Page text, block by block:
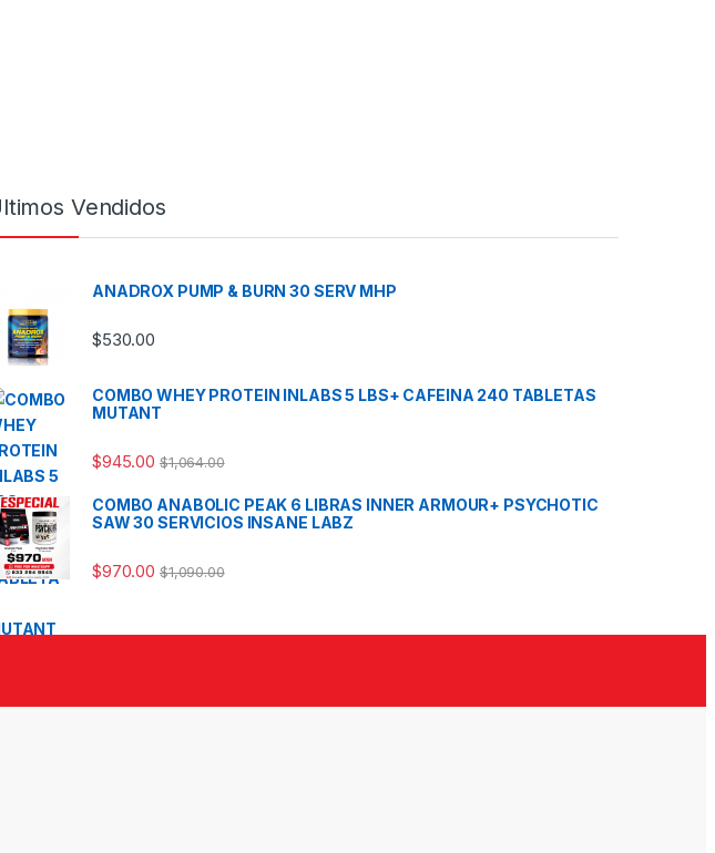
Vendidos
ANADROX PUMP & BURN 30 SERV MHP
$530.00
COMBO WHEY PROTEIN INLABS 5 LBS+ CAFEINA 240 TABLETAS
MUTANT
$945.00 $1,064.00
COMBO ANABOLIC PEAK 6 LIBRAS INNER ARMOUR+ PSYCHOTIC
SAW 30 SERVICIOS INSANE LABZ
$970.00 $1,090.00